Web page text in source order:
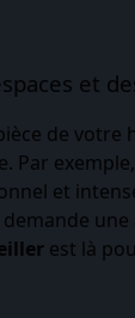
et
de
Par
et
est là